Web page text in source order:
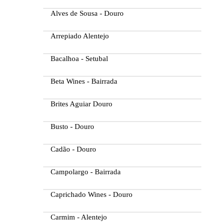
Alves de Sousa - Douro
Arrepiado Alentejo
Bacalhoa - Setubal
Beta Wines - Bairrada
Brites Aguiar Douro
Busto - Douro
Cadão - Douro
Campolargo - Bairrada
Caprichado Wines - Douro
Carmim - Alentejo